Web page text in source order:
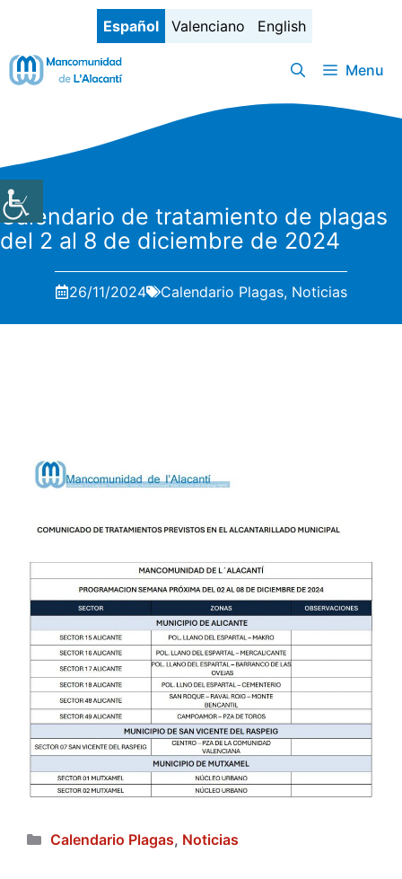
contenido
Español Valenciano English
Menu
Calendario de tratamiento de plagas
del 2 al 8 de diciembre de 2024
26/11/2024 Calendario Plagas, Noticias
Categorías
Calendario Plagas, Noticias